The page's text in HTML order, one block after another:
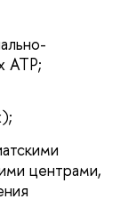
АТР;
центрами,